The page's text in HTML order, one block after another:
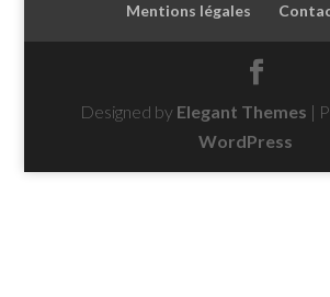
Mentions légales
Designed by Elegant Themes |
WordPress